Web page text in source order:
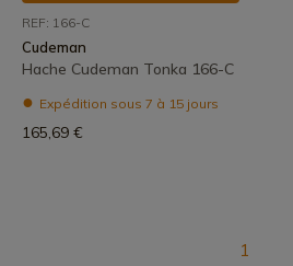
REF: 166-C
Cudeman
Hache Cudeman Tonka 166-C
Expédition sous 7 à 15 jours
165,69 €
1